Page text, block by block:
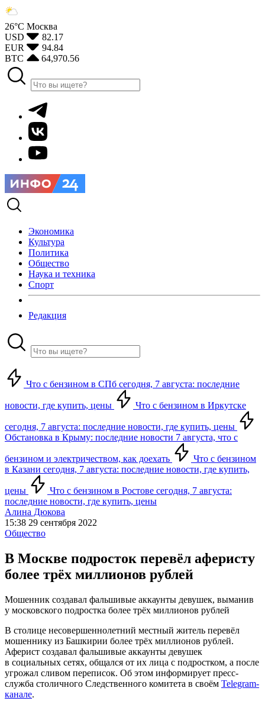
26°С Москва
USD
82.17
EUR
94.84
BTC
64,970.56
Экономика
Культура
Политика
Общество
Наука и техника
Спорт
Редакция
Что с бензином в СПб сегодня, 7 августа: последние
новости, где купить, цены Что с бензином в Иркутске
сегодня, 7 августа: последние новости, где купить, цены
Обстановка в Крыму: последние новости 7 августа, что с
бензином и электричеством, как доехать
Что с бензином
в Казани сегодня, 7 августа: последние новости, где купить,
цены
Что с бензином в Ростове сегодня, 7 августа:
последние новости, где купить, цены
Алина Дюкова
15:38 29 сентября 2022
Общество
В Москве подросток перевёл аферисту
более трёх миллионов рублей
Мошенник создавал фальшивые аккаунты девушек, выманив
у московского подростка более трёх миллионов рублей
В столице несовершеннолетний местный житель перевёл
мошеннику из Башкирии более трёх миллионов рублей.
Аферист создавал фальшивые аккаунты девушек
в социальных сетях, общался от их лица с подростком, а после
угрожал сливом переписок. Об этом информирует пресс-
служба столичного Следственного комитета в своём Telegram-
канале.